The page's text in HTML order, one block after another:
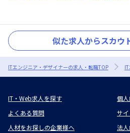
似た求人からスカウ
ITエンジニア・デザイナーの求人・転職TOP
IT・Web求人を探す
個
よくある質問
サ
人材をお探しの企業様へ
法